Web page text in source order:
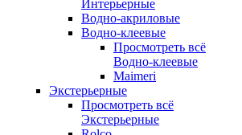
Интерьерные
Водно-акриловые
Водно-клеевые
Просмотреть всё
Водно-клеевые
Maimeri
Экстерьерные
Просмотреть всё
Экстерьерные